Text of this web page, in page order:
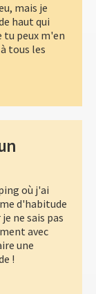
mais je
haut qui
tu peux m'en
tous les
où j'ai
d'habitude
ne sais pas
avec
une
!